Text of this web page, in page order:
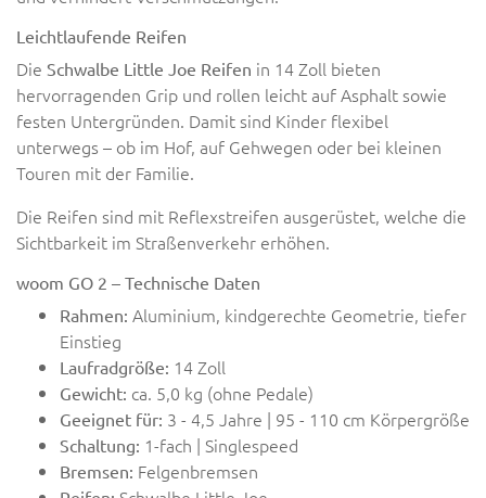
Leichtlaufende Reifen
Die Schwalbe Little Joe Reifen in 14 Zoll bieten
hervorragenden Grip und rollen leicht auf Asphalt sowie
festen Untergründen. Damit sind Kinder flexibel
unterwegs – ob im Hof, auf Gehwegen oder bei kleinen
Touren mit der Familie.
Die Reifen sind mit Reflexstreifen ausgerüstet, welche die
Sichtbarkeit im Straßenverkehr erhöhen.
woom GO 2 – Technische Daten
Rahmen: Aluminium, kindgerechte Geometrie, tiefer
Einstieg
Laufradgröße: 14 Zoll
Gewicht: ca. 5,0 kg (ohne Pedale)
Geeignet für: 3 - 4,5 Jahre | 95 - 110 cm Körpergröße
Schaltung: 1-fach | Singlespeed
Bremsen: Felgenbremsen